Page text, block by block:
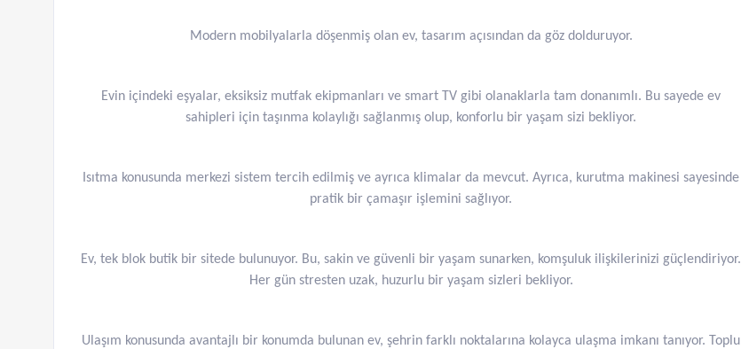
Modern mobilyalarla döşenmiş olan ev, tasarım açısından da göz dolduruyor.
Evin içindeki eşyalar, eksiksiz mutfak ekipmanları ve smart TV gibi olanaklarla tam donanımlı. Bu sayede ev
sahipleri için taşınma kolaylığı sağlanmış olup, konforlu bir yaşam sizi bekliyor.
Isıtma konusunda merkezi sistem tercih edilmiş ve ayrıca klimalar da mevcut. Ayrıca, kurutma makinesi sayesinde
pratik bir çamaşır işlemini sağlıyor.
Ev, tek blok butik bir sitede bulunuyor. Bu, sakin ve güvenli bir yaşam sunarken, komşuluk ilişkilerinizi güçlendiriyor.
Her gün stresten uzak, huzurlu bir yaşam sizleri bekliyor.
Ulaşım konusunda avantajlı bir konumda bulunan ev, şehrin farklı noktalarına kolayca ulaşma imkanı tanıyor. Toplu